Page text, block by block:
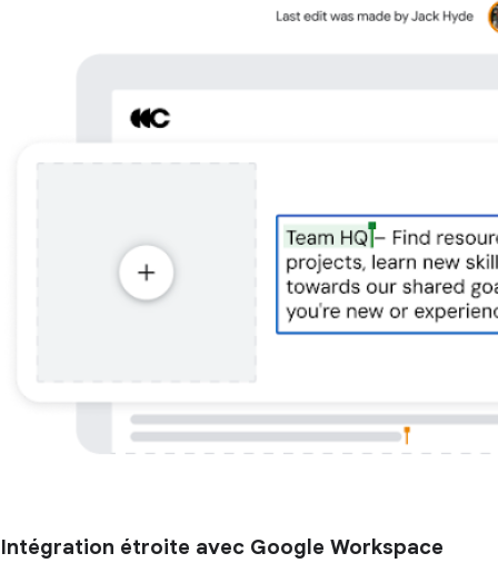
Intégration étroite avec Google Workspace